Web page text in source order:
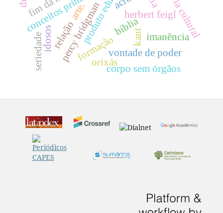
kant
herbert feigl
bíblia
relação
vontade de poder
formação
percy bridgman
idosos
arte.
imanência
seriedade orixás
corpo sem órgãos